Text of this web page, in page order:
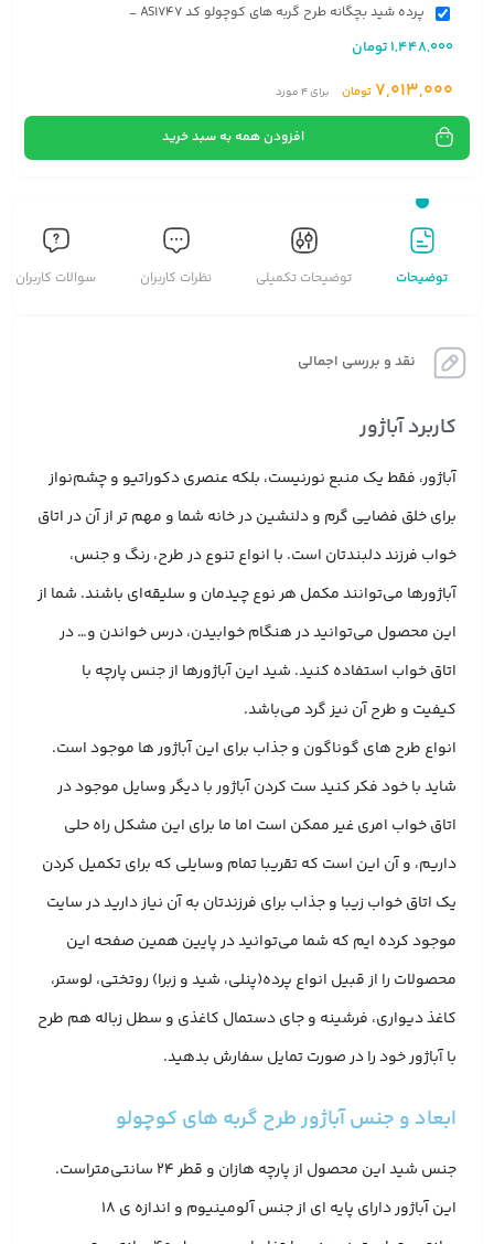
پرده شید بچگانه طرح گربه های کوچولو کد AS1747 -
1,448,000تومان
7,013,000 تومان برای4مورد
افزودن همه به سبد خرید
توضیحات توضیحات تکمیلی نظرات کاربران سوالات کاربران
نقد و بررسی اجمالی
کاربرد آباژور
آباژور، فقط یک منبع نورنیست، بلکه عنصری دکوراتیو و چشم‌نواز
برای خلق فضایی گرم و دلنشین در خانه شما و مهم تر از آن در اتاق
خواب فرزند دلبندتان است. با انواع تنوع در طرح، رنگ و جنس،
آباژورها می‌توانند مکمل هر نوع چیدمان و سلیقه‌ای باشند. شما از
این محصول می‌توانید در هنگام خوابیدن، درس خواندن و… در
اتاق خواب استفاده کنید. شید این آباژورها از جنس پارچه با
کیفیت و طرح آن نیز گرد می‌باشد.
انواع طرح های گوناگون و جذاب برای این آباژور ها موجود است.
شاید با خود فکر کنید ست کردن آباژور با دیگر وسایل موجود در
اتاق خواب امری غیر ممکن است اما ما برای این مشکل راه حلی
داریم، و آن این است که تقریبا تمام وسایلی که برای تکمیل کردن
یک اتاق خواب زیبا و جذاب برای فرزندتان به آن نیاز دارید در سایت
موجود کرده ایم که شما می‌توانید در پایین همین صفحه این
محصولات را از قبیل انواع پرده(پنلی، شید و زبرا) روتختی، لوستر،
کاغذ دیواری، فرشینه و جای دستمال کاغذی و سطل زباله هم طرح
با آباژور خود را در صورت تمایل سفارش بدهید.
ابعاد و جنس آباژور طرح گربه های کوچولو
جنس شید این محصول از پارچه هازان و قطر 24 سانتی‌متراست.
این آباژور دارای پایه ای از جنس آلومینیوم و اندازه ی 18